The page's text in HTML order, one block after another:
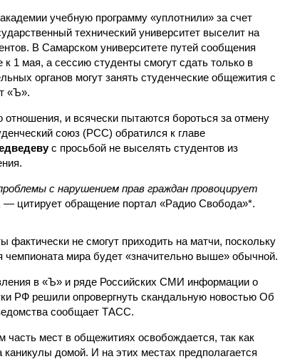
учебную программу «уплотнили» за счет
технический университет выселит на
В Самарском университете путей сообщения
1 мая, а сессию студенты смогут сдать только в
органов могут занять студенческие общежития с
«Ъ».
и всячески пытаются бороться за отмену
союз (РСС) обратился к главе
с просьбой не выселять студентов из
с нарушением прав граждан провоцирует
— цитирует обращение портал «Радио Свобода»*.
фактически не смогут приходить на матчи, поскольку
чемпионата мира будет «значительно выше» обычной.
в «Ъ» и ряде Российских СМИ информации о
РФ решили опровергнуть скандальную новостью Об
сообщает ТАСС.
часть мест в общежитиях освобождается, так как
домой. И на этих местах предполагается